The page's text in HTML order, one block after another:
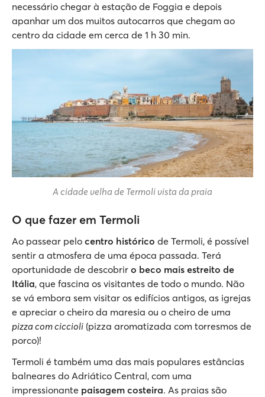
necessário chegar à estação de Foggia e depois
apanhar um dos muitos autocarros que chegam ao
centro da cidade em cerca de 1 h 30 min.
A cidade velha de Termoli vista da praia
O que fazer em Termoli
Ao passear pelo centro histórico de Termoli, é possível
sentir a atmosfera de uma época passada. Terá
oportunidade de descobrir o beco mais estreito de
Itália, que fascina os visitantes de todo o mundo. Não
se vá embora sem visitar os edifícios antigos, as igrejas
e apreciar o cheiro da maresia ou o cheiro de uma
pizza com ciccioli (pizza aromatizada com torresmos de
porco)!
Termoli é também uma das mais populares estâncias
balneares do Adriático Central, com uma
impressionante paisagem costeira. As praias são